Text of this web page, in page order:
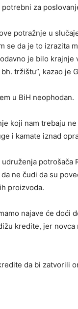
za
potražnje u
se da je to izrazita
je bilo
tržištu”, kazao je
u BiH neophodan.
koji nam trebaju
i kamate iznad
ne čudi da su
proizvoda.
najave će doći
kredite, jer
da bi zatvorili